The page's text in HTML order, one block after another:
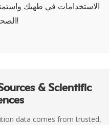
الاستخدامات في طهيك
الصحية الكاملة!
& Scientific
data comes from trusted,